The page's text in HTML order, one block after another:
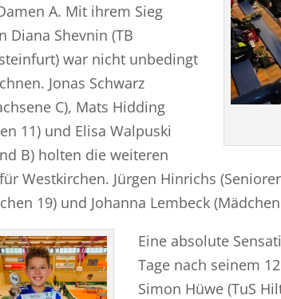
A. Mit ihrem Sieg
Diana Shevnin (TB
war nicht unbedingt
Jonas Schwarz
C), Mats Hidding
11) und Elisa Walpuski
B) holten die weiteren
Westkirchen. Jürgen Hinrichs
19) und Johanna Lembeck
Eine absolute
Tage nach seinem
Simon Hüwe (TuS